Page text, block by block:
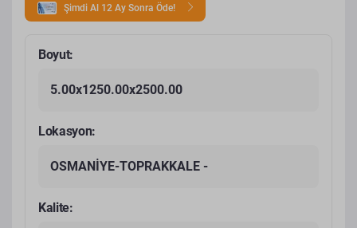
Şimdi Al 12 Ay Sonra Öde!
Boyut:
5.00x1250.00x2500.00
Lokasyon:
OSMANİYE-TOPRAKKALE -
Kalite: